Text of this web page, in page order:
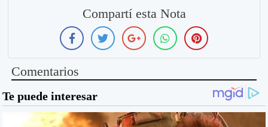
Compartí esta Nota
Comentarios